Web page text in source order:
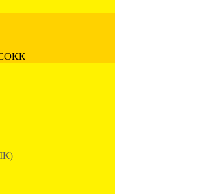
СОКК